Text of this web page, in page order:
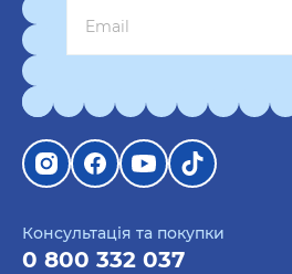
Консультація та покупки
0 800 332 037